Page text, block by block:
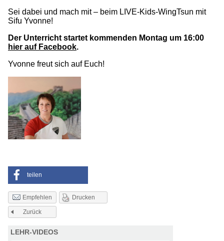
Sei dabei und mach mit – beim LIVE-Kids-WingTsun mit
Sifu Yvonne!
Der Unterricht startet kommenden Montag um 16:00
hier auf Facebook.
Yvonne freut sich auf Euch!
teilen
Empfehlen Drucken
Zurück
LEHR-VIDEOS